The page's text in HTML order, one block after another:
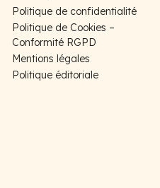
Politique de confidentialité
Politique de Cookies –
Conformité RGPD
Mentions légales
Politique éditoriale